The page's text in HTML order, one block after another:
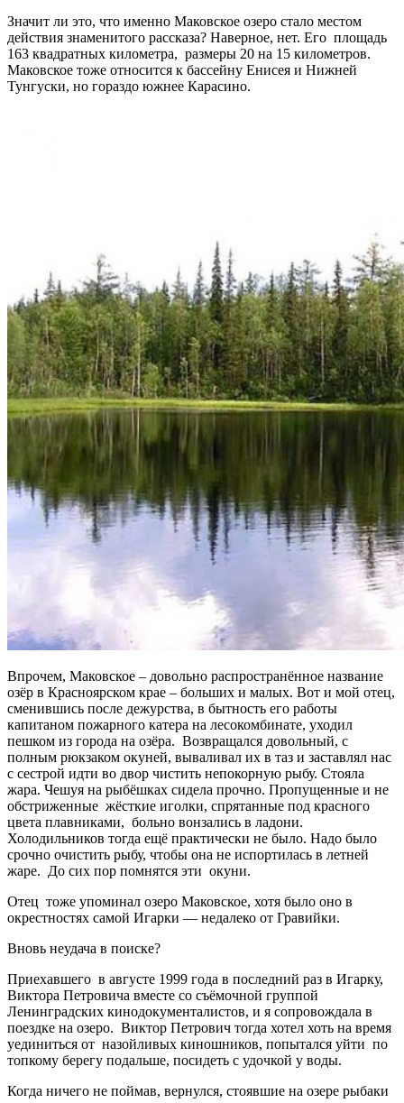
Значит ли это, что именно Маковское озеро стало местом
действия знаменитого рассказа? Наверное, нет. Его площадь
163 квадратных километра, размеры 20 на 15 километров.
Маковское тоже относится к бассейну Енисея и Нижней
Тунгуски, но гораздо южнее Карасино.
Впрочем, Маковское – довольно распространённое название
озёр в Красноярском крае – больших и малых. Вот и мой отец,
сменившись после дежурства, в бытность его работы
капитаном пожарного катера на лесокомбинате, уходил
пешком из города на озёра. Возвращался довольный, с
полным рюкзаком окуней, вываливал их в таз и заставлял нас
с сестрой идти во двор чистить непокорную рыбу. Стояла
жара. Чешуя на рыбёшках сидела прочно. Пропущенные и не
обстриженные жёсткие иголки, спрятанные под красного
цвета плавниками, больно вонзались в ладони.
Холодильников тогда ещё практически не было. Надо было
срочно очистить рыбу, чтобы она не испортилась в летней
жаре. До сих пор помнятся эти окуни.
Отец тоже упоминал озеро Маковское, хотя было оно в
окрестностях самой Игарки — недалеко от Гравийки.
Вновь неудача в поиске?
Приехавшего в августе 1999 года в последний раз в Игарку,
Виктора Петровича вместе со съёмочной группой
Ленинградских кинодокументалистов, и я сопровождала в
поездке на озеро. Виктор Петрович тогда хотел хоть на время
уединиться от назойливых киношников, попытался уйти по
топкому берегу подальше, посидеть с удочкой у воды.
Когда ничего не поймав, вернулся, стоявшие на озере рыбаки